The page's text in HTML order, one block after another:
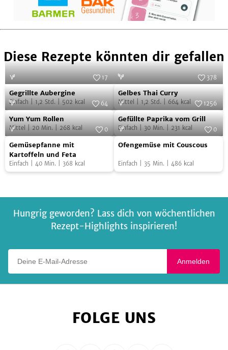
Diese Rezepte könnten dir gefallen
Gegrillte
Aubergine
Dan Peretz
17
Gegrillte Aubergine
Einfach 1,2 Std. 502 kcal
Gelbes
Thai
Curry
378
Gelbes Thai Curry
Mittel 1,2 Std. 664 kcal
Yum
Yum
Rollen
Foto: EMF/Brigitte Sporrer
64
Yum Yum Rollen
Mittel 20 Min. 268 kcal
Gefüllte
Paprika
vom
SevenCooks
1256
Gefüllte Paprika vom Grill
Einfach 30 Min. 231 kcal
Gemüsepfanne
mit
Kartoffeln
Foto:
0
Gemüsepfanne mit
Kartoffeln und Feta
Einfach 40 Min. 368 kcal
Ofengemüse
Couscous
0
Ofengemüse mit Couscous
Einfach 35 Min. 486 kcal
Hungrig geworden? Lass dich von wöchentlichen
Rezept-Highlights inspirieren!
Anmelden
FOLGE UNS